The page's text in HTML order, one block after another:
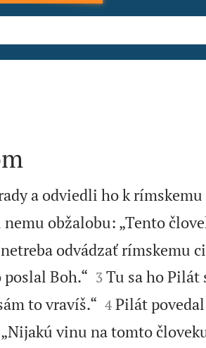
a odviedli ho k
obžalobu: „Tento
odvádzať rímskemu
Boh.“
3 Tu sa ho Pilát
to vravíš.“
4 Pilát
vinu na tomto